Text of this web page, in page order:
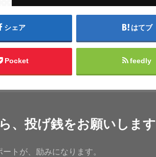
シェア はてブ
Pocket feedly
、投げ銭をお願いします
トが、励みになります。